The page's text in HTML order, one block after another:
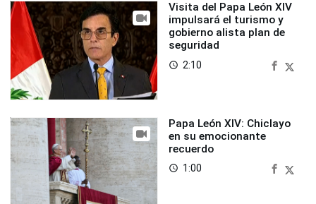
Visita del Papa León XIV
impulsará el turismo y
gobierno alista plan de
seguridad
access_time 2:10
Papa León XIV: Chiclayo
en su emocionante
recuerdo
access_time 1:00